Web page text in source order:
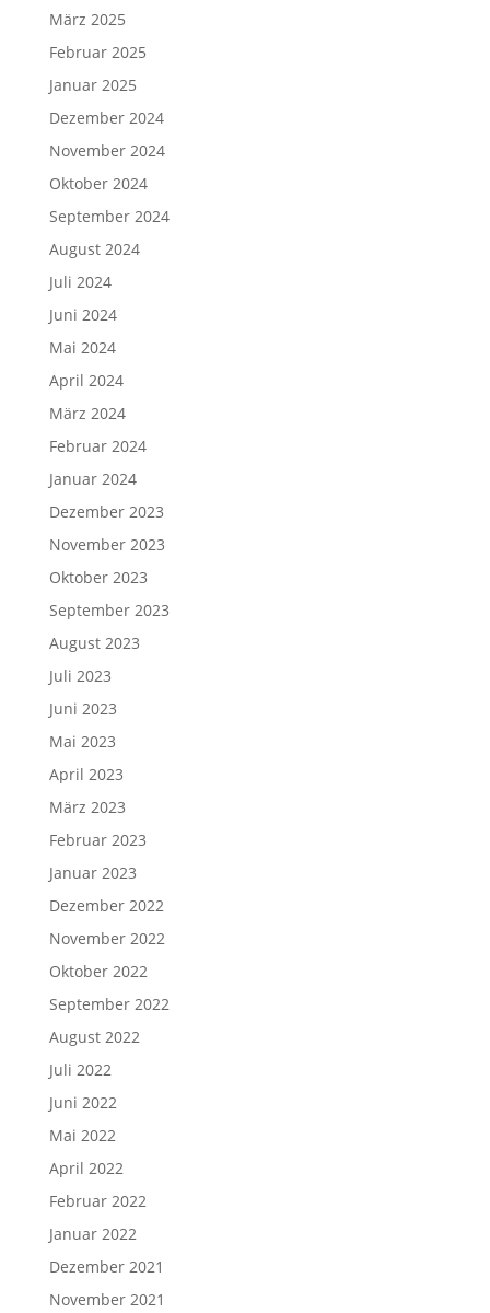
März 2025
Februar 2025
Januar 2025
Dezember 2024
November 2024
Oktober 2024
September 2024
August 2024
Juli 2024
Juni 2024
Mai 2024
April 2024
März 2024
Februar 2024
Januar 2024
Dezember 2023
November 2023
Oktober 2023
September 2023
August 2023
Juli 2023
Juni 2023
Mai 2023
April 2023
März 2023
Februar 2023
Januar 2023
Dezember 2022
November 2022
Oktober 2022
September 2022
August 2022
Juli 2022
Juni 2022
Mai 2022
April 2022
Februar 2022
Januar 2022
Dezember 2021
November 2021